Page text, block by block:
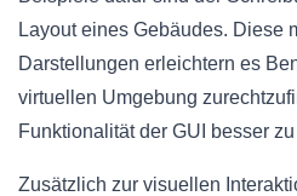
Layout eines Gebäudes. Diese
Darstellungen erleichtern es
virtuellen Umgebung
Funktionalität der GUI besser
Zusätzlich zur visuellen